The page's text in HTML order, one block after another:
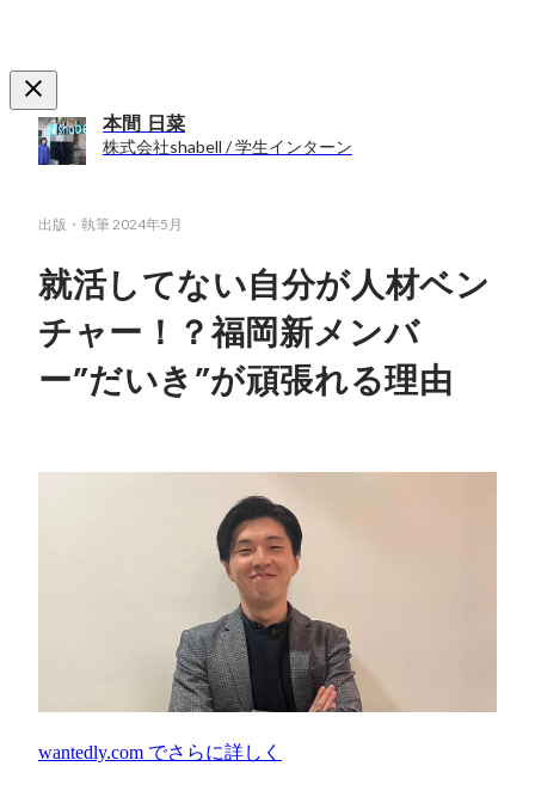
本間 日菜
株式会社shabell / 学生インターン
出版・執筆2024年5月
就活してない自分が人材ベン
チャー！？福岡新メンバ
ー”だいき”が頑張れる理由
wantedly.com でさらに詳しく